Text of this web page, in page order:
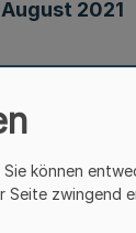
August 2021
können
zwingend